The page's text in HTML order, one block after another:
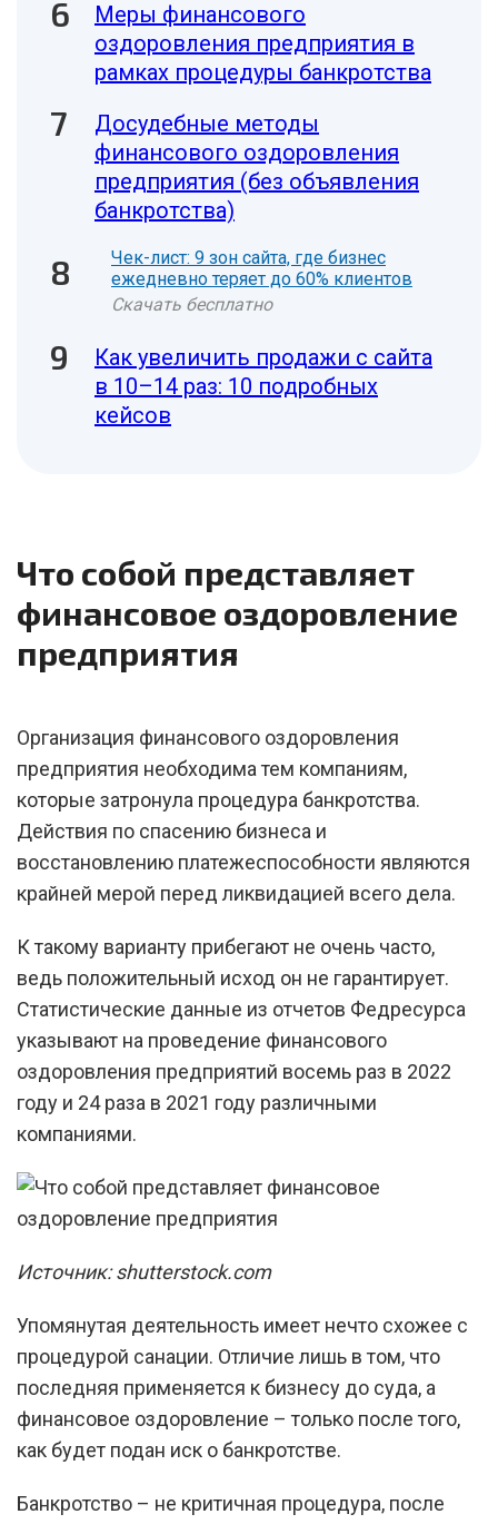
Меры финансового
оздоровления предприятия в
рамках процедуры банкротства
Досудебные методы
финансового оздоровления
предприятия (без объявления
банкротства)
Чек-лист: 9 зон сайта, где бизнес
ежедневно теряет до 60% клиентов
Скачать бесплатно
Как увеличить продажи с сайта
в 10–14 раз: 10 подробных
кейсов
Что собой представляет
финансовое оздоровление
предприятия
Организация финансового оздоровления
предприятия необходима тем компаниям,
которые затронула процедура банкротства.
Действия по спасению бизнеса и
восстановлению платежеспособности являются
крайней мерой перед ликвидацией всего дела.
К такому варианту прибегают не очень часто,
ведь положительный исход он не гарантирует.
Статистические данные из отчетов Федресурса
указывают на проведение финансового
оздоровления предприятий восемь раз в 2022
году и 24 раза в 2021 году различными
компаниями.
Источник: shutterstock.com
Упомянутая деятельность имеет нечто схожее с
процедурой санации. Отличие лишь в том, что
последняя применяется к бизнесу до суда, а
финансовое оздоровление – только после того,
как будет подан иск о банкротстве.
Банкротство – не критичная процедура, после